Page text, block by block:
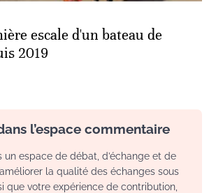
escale d'un bateau de
2019
l’espace commentaire
un espace de débat, d’échange et de
la qualité des échanges sous
que votre expérience de contribution,